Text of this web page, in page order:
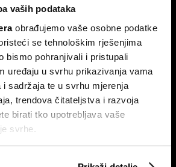
vaših podataka
obrađujemo vaše osobne podatke
se tehnološkim rješenjima
bismo pohranjivali i pristupali
uređaju u svrhu prikazivanja vama
i sadržaja te u svrhu mjerenja
trendova čitateljstva i razvoja
birati tko upotrebljava vaše
svrhe.
trostrukog rasta marže
izdaje trogodišnje
milijuna eura, više od milijun eura
pripreme hrane.